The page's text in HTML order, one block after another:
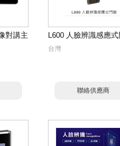
對講主
L600 人臉辨識感應式
台灣
聯絡供應商